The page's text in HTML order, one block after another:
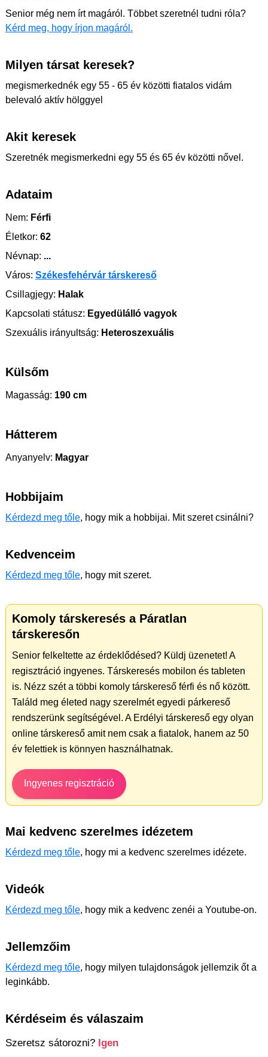
Senior még nem írt magáról. Többet szeretnél tudni róla?
Kérd meg, hogy írjon magáról.
Milyen társat keresek?
megismerkednék egy 55 - 65 év közötti fiatalos vidám
belevaló aktív hölggyel
Akit keresek
Szeretnék megismerkedni egy 55 és 65 év közötti nővel.
Adataim
Nem: Férfi
Életkor: 62
Névnap: ...
Város: Székesfehérvár társkereső
Csillagjegy: Halak
Kapcsolati státusz: Egyedülálló vagyok
Szexuális irányultság: Heteroszexuális
Külsőm
Magasság: 190 cm
Hátterem
Anyanyelv: Magyar
Hobbijaim
Kérdezd meg tőle, hogy mik a hobbijai. Mit szeret csinálni?
Kedvenceim
Kérdezd meg tőle, hogy mit szeret.
Komoly társkeresés a Páratlan
társkeresőn
Senior felkeltette az érdeklődésed? Küldj üzenetet! A
regisztráció ingyenes. Társkeresés mobilon és tableten
is. Nézz szét a többi komoly társkereső férfi és nő között.
Találd meg életed nagy szerelmét egyedi párkereső
rendszerünk segítségével. A Erdélyi társkereső egy olyan
online társkereső amit nem csak a fiatalok, hanem az 50
év felettiek is könnyen használhatnak.
Ingyenes regisztráció
Mai kedvenc szerelmes idézetem
Kérdezd meg tőle, hogy mi a kedvenc szerelmes idézete.
Videók
Kérdezd meg tőle, hogy mik a kedvenc zenéi a Youtube-on.
Jellemzőim
Kérdezd meg tőle, hogy milyen tulajdonságok jellemzik őt a
leginkább.
Kérdéseim és válaszaim
Szeretsz sátorozni? Igen